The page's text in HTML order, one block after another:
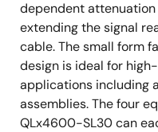
dependent
extending the signal
cable. The small form
design is ideal for
applications including
assemblies. The four
QLx4600-SL30 can